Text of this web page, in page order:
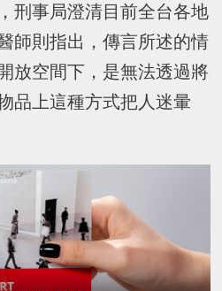
刑事局澄清目前全台各地
師則指出，傳言所述的情
放空間下，是無法透過將
品上這種方式把人迷暈